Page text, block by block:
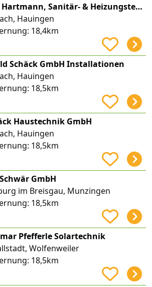
Jörg Hartmann, Sanitär- & Heizungstechnik/Baublechnerei, Hartmann Haustechnik
Hauingen
18,4km
Schäck GmbH Installationen
Hauingen
18,5km
Haustechnik GmbH
Hauingen
18,5km
GmbH
im Breisgau, Munzingen
18,5km
Pfefferle Solartechnik
Wolfenweiler
18,5km